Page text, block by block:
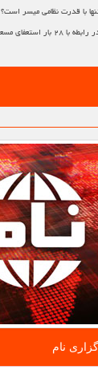
با قدرت نظامی میسر است؟
مسعود پزشکیان
نام